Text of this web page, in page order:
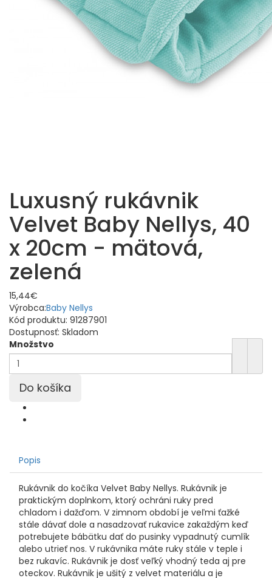
Luxusný rukávnik
Velvet Baby Nellys, 40
x 20cm - mätová,
zelená
15,44€
Výrobca:Baby Nellys
Kód produktu: 91287901
Dostupnosť: Skladom
Množstvo
Popis
Rukávnik do kočíka Velvet Baby Nellys. Rukávnik je
praktickým doplnkom, ktorý ochráni ruky pred
chladom i dažďom. V zimnom období je veľmi ťažké
stále dávať dole a nasadzovať rukavice zakaždým keď
potrebujete bábätku dať do pusinky vypadnutý cumlík
alebo utrieť nos. V rukávnika máte ruky stále v teple i
bez rukavíc. Rukávnik je dosť veľký vhodný teda aj pre
oteckov. Rukávnik je ušitý z velvet materiálu a je